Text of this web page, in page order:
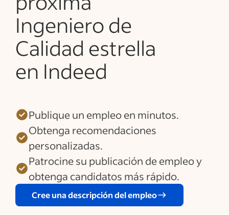
Ingeniero de
Calidad estrella
en Indeed
Publique un empleo en minutos.
Obtenga recomendaciones
personalizadas.
Patrocine su publicación de empleo y
obtenga candidatos más rápido.
Cree una descripción del empleo